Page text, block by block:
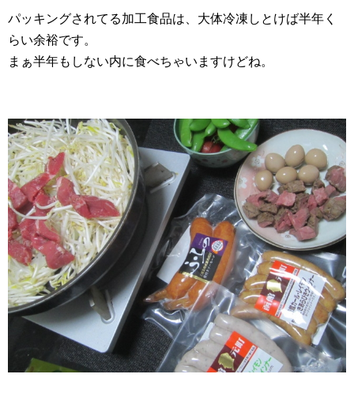
パッキングされてる加工食品は、大体冷凍しとけば半年く
らい余裕です。
まぁ半年もしない内に食べちゃいますけどね。